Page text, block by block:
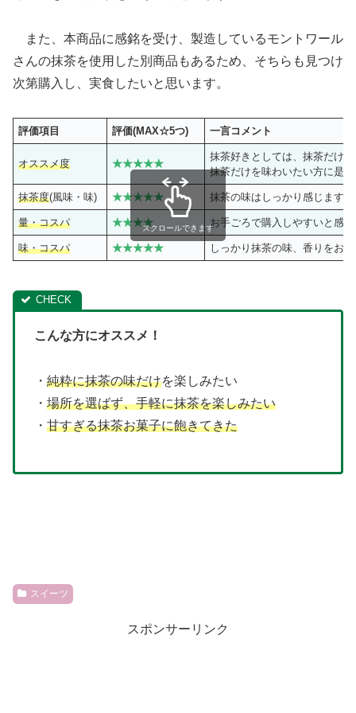
また、本商品に感銘を受け、製造しているモントワール
さんの抹茶を使用した別商品もあるため、そちらも見つけ
次第購入し、実食したいと思います。
評価項目 評価(MAX☆5つ) 一言コメント
オススメ度 ★★★★★
抹茶好きとしては、抹茶だけ
抹茶だけを味わいたい方に是
抹茶度(風味・味) ★★★★★ 抹茶の味はしっかり感じます
量・コスパ ★★★★ お手ごろで購入しやすいと感
味・コスパ ★★★★★ しっかり抹茶の味、香りをお
スクロールできます
こんな方にオススメ！
・ 純粋に抹茶の味だけを楽しみたい
・ 場所を選ばず、手軽に抹茶を楽しみたい
・ 甘すぎる抹茶お菓子に飽きてきた
スイーツ
スポンサーリンク